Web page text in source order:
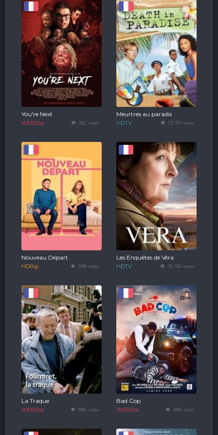
332 vues
You're Next
WEBRip 53 331 vues
Meurtres au paradis
HDTV
398 vues
Nouveau Départ
HDRip 16 156 vues
Les Enquêtes de Véra
HDTV
386 vues
La Traque
WEBRip 388 vues
Bad Cop
WEBRip